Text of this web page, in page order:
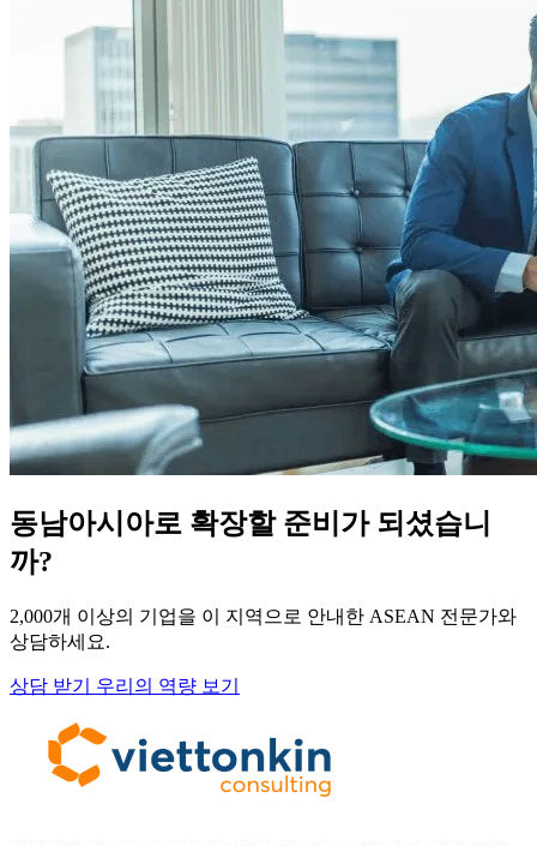
동남아시아로 확장할 준비가 되셨습니
까?
2,000개 이상의 기업을 이 지역으로 안내한 ASEAN 전문가와
상담하세요.
상담 받기 우리의 역량 보기